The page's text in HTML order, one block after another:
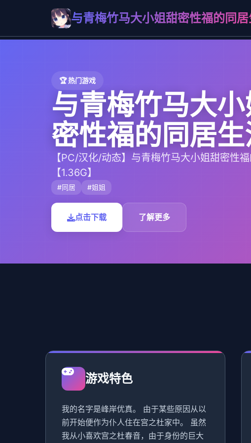
与青梅竹马大小姐甜密性福的同
🏆 热门游戏
与青梅竹马大
密性福的同居
【PC/汉化/动态】与青梅竹马大小姐甜密性
【1.36G】
#同居 #姐姐
点击下载 了解更多
游戏特色
我的名字是峰岸优真。 由于某些原因从以
前开始便作为仆人住在宫之杜家中。 虽然
我从小喜欢宫之杜春音，由于身份的巨大